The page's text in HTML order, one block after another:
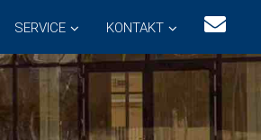
SERVICE KONTAKT